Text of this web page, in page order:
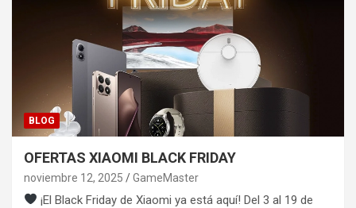
BLOG
OFERTAS XIAOMI BLACK FRIDAY
noviembre 12, 2025 GameMaster
¡El Black Friday de Xiaomi ya está aquí! Del 3 al 19 de